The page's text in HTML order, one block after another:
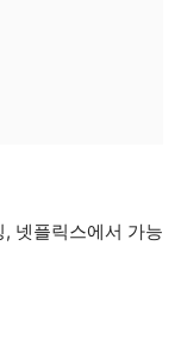
넷플릭스에서 가능